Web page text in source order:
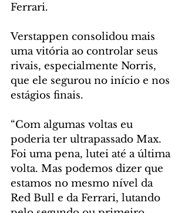
Ferrari.
Verstappen consolidou mais
uma vitória ao controlar seus
rivais, especialmente Norris,
que ele segurou no início e nos
estágios finais.
“Com algumas voltas eu
poderia ter ultrapassado Max.
Foi uma pena, lutei até a última
volta. Mas podemos dizer que
estamos no mesmo nível da
Red Bull e da Ferrari, lutando